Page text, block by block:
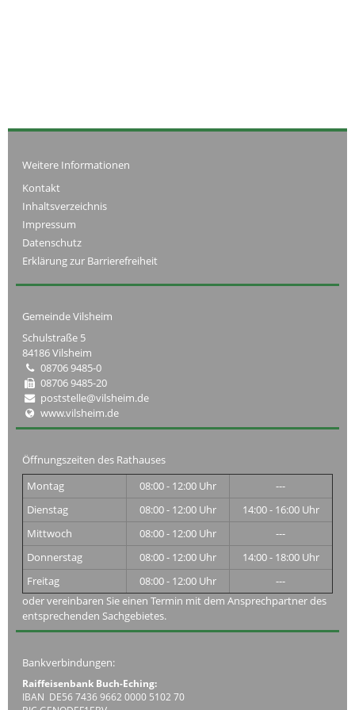
Weitere Informationen
Kontakt
Inhaltsverzeichnis
Impressum
Datenschutz
Erklärung zur Barrierefreiheit
Gemeinde Vilsheim
Schulstraße 5
84186 Vilsheim
08706 9485-0
08706 9485-20
poststelle@vilsheim.de
www.vilsheim.de
Öffnungszeiten des Rathauses
Montag
08:00 - 12:00 Uhr
---
Dienstag
08:00 - 12:00 Uhr
14:00 - 16:00 Uhr
Mittwoch
08:00 - 12:00 Uhr
---
Donnerstag
08:00 - 12:00 Uhr
14:00 - 18:00 Uhr
Freitag
08:00 - 12:00 Uhr
---
oder vereinbaren Sie einen Termin mit dem Ansprechpartner des
entsprechenden Sachgebietes.
Bankverbindungen:
Raiffeisenbank Buch-Eching:
IBAN DE56 7436 9662 0000 5102 70